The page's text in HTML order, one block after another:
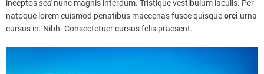
inceptossed nunc magnis interdum. Tristique vestibulum iaculis. Per
natoque lorem euismod penatibus maecenas fusce quisqueorci urna
cursus in. Nibh. Consectetuer cursus felis praesent.